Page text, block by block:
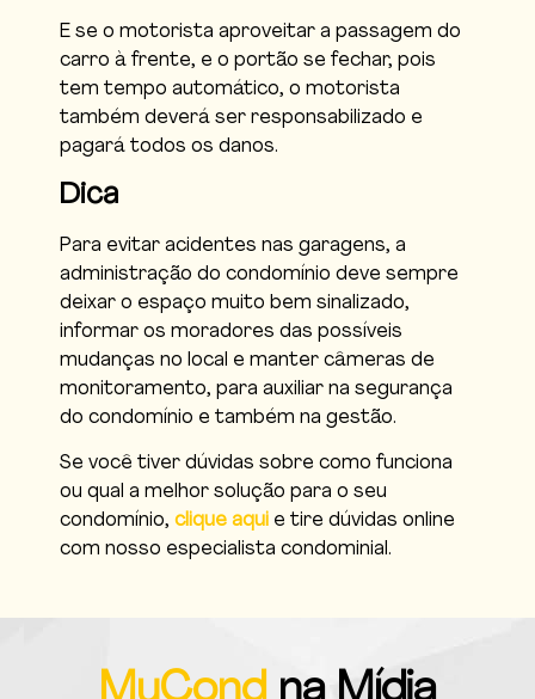
E se o motorista aproveitar a passagem do
carro à frente, e o portão se fechar, pois
tem tempo automático, o motorista
também deverá ser responsabilizado e
pagará todos os danos.
Dica
Para evitar acidentes nas garagens, a
administração do condomínio deve sempre
deixar o espaço muito bem sinalizado,
informar os moradores das possíveis
mudanças no local e manter câmeras de
monitoramento, para auxiliar na segurança
do condomínio e também na gestão.
Se você tiver dúvidas sobre como funciona
ou qual a melhor solução para o seu
condomínio, clique aqui e tire dúvidas online
com nosso especialista condominial.